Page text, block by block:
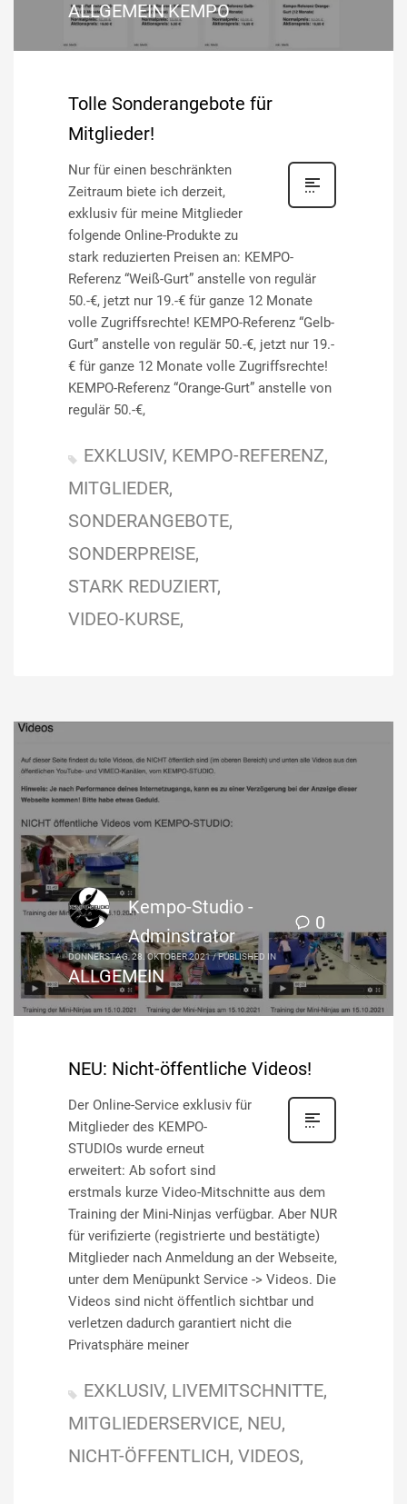
ALLGEMEIN,KEMPO
Tolle Sonderangebote für
Mitglieder!
Nur für einen beschränkten
Zeitraum biete ich derzeit,
exklusiv für meine Mitglieder
folgende Online-Produkte zu
stark reduzierten Preisen an: KEMPO-
Referenz “Weiß-Gurt” anstelle von regulär
50.-€, jetzt nur 19.-€ für ganze 12 Monate
volle Zugriffsrechte! KEMPO-Referenz “Gelb-
Gurt” anstelle von regulär 50.-€, jetzt nur 19.-
€ für ganze 12 Monate volle Zugriffsrechte!
KEMPO-Referenz “Orange-Gurt” anstelle von
regulär 50.-€,
EXKLUSIV KEMPO-REFERENZ
MITGLIEDER
SONDERANGEBOTE
SONDERPREISE
STARK REDUZIERT
VIDEO-KURSE
0
Kempo-Studio -
Adminstrator
DONNERSTAG, 28. OKTOBER 2021/PUBLISHED IN
ALLGEMEIN
NEU: Nicht-öffentliche Videos!
Der Online-Service exklusiv für
Mitglieder des KEMPO-
STUDIOs wurde erneut
erweitert: Ab sofort sind
erstmals kurze Video-Mitschnitte aus dem
Training der Mini-Ninjas verfügbar. Aber NUR
für verifizierte (registrierte und bestätigte)
Mitglieder nach Anmeldung an der Webseite,
unter dem Menüpunkt Service -> Videos. Die
Videos sind nicht öffentlich sichtbar und
verletzen dadurch garantiert nicht die
Privatsphäre meiner
EXKLUSIV LIVEMITSCHNITTE
MITGLIEDERSERVICE NEU
NICHT-ÖFFENTLICH VIDEOS